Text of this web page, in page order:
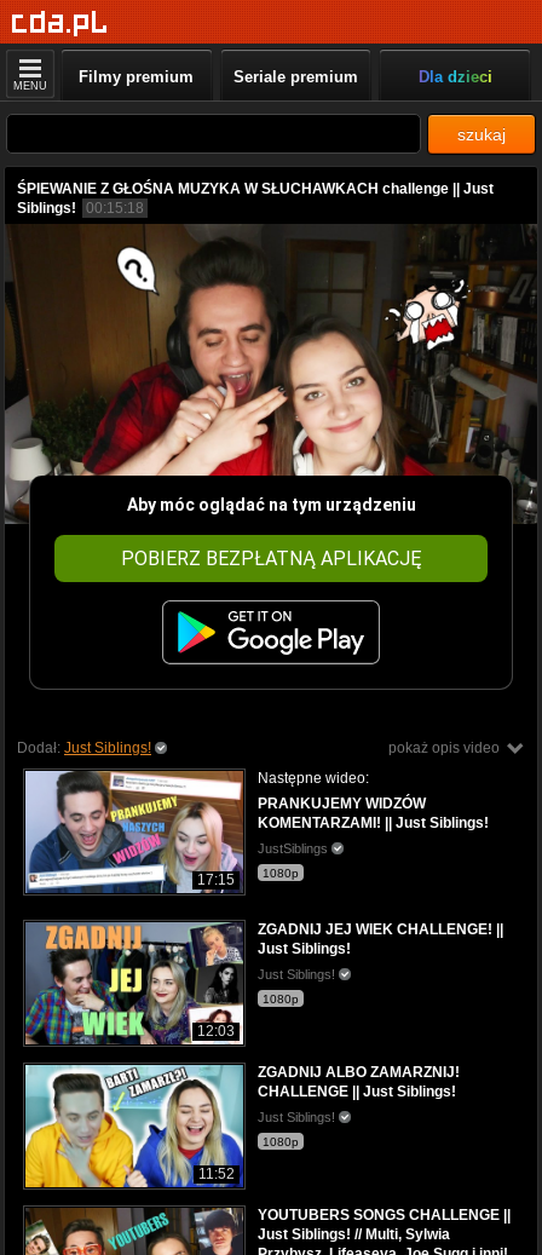
MENU Filmy premium Seriale premium Dla dzieci
szukaj
ŚPIEWANIE Z GŁOŚNA MUZYKA W SŁUCHAWKACH challenge || Just
Siblings!
00:15:18
Aby móc oglądać na tym urządzeniu
POBIERZ BEZPŁATNĄ APLIKACJĘ
pokaż opis video
Dodał: Just Siblings!
17:15
Następne wideo:
PRANKUJEMY WIDZÓW
KOMENTARZAMI! || Just Siblings!
JustSiblings
1080p
12:03
ZGADNIJ JEJ WIEK CHALLENGE! ||
Just Siblings!
Just Siblings!
1080p
11:52
ZGADNIJ ALBO ZAMARZNIJ!
CHALLENGE || Just Siblings!
Just Siblings!
1080p
YOUTUBERS SONGS CHALLENGE ||
Just Siblings! // Multi, Sylwia